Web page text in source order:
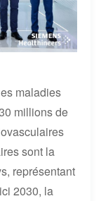
maladies
millions de
sont la
représentant
2030, la